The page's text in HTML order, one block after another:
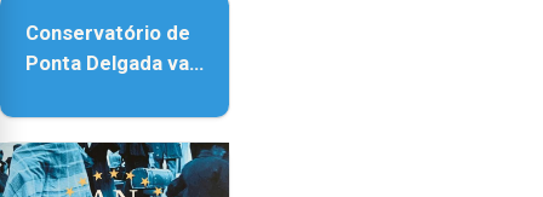
Conservatório de
Ponta Delgada vai
instrumentos